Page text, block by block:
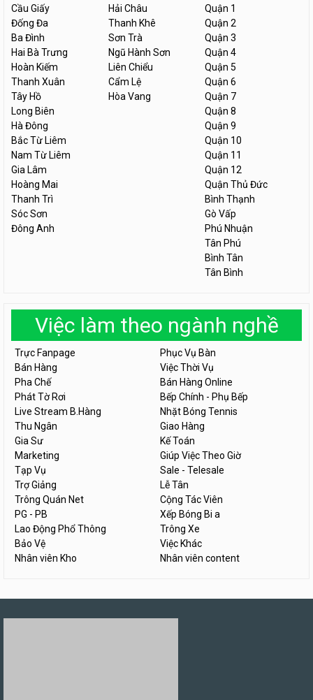
Cầu Giấy
Đống Đa
Ba Đình
Hai Bà Trưng
Hoàn Kiếm
Thanh Xuân
Tây Hồ
Long Biên
Hà Đông
Bắc Từ Liêm
Nam Từ Liêm
Gia Lâm
Hoàng Mai
Thanh Trì
Sóc Sơn
Đông Anh
Hải Châu
Thanh Khê
Sơn Trà
Ngũ Hành Sơn
Liên Chiểu
Cẩm Lệ
Hòa Vang
Quận 1
Quận 2
Quận 3
Quận 4
Quận 5
Quận 6
Quận 7
Quận 8
Quận 9
Quận 10
Quận 11
Quận 12
Quận Thủ Đức
Bình Thạnh
Gò Vấp
Phú Nhuận
Tân Phú
Bình Tân
Tân Bình
Việc làm theo ngành nghề
Trực Fanpage
Phục Vụ Bàn
Bán Hàng
Việc Thời Vụ
Pha Chế
Bán Hàng Online
Phát Tờ Rơi
Bếp Chính - Phụ Bếp
Live Stream B.Hàng
Nhặt Bóng Tennis
Thu Ngân
Giao Hàng
Gia Sư
Kế Toán
Marketing
Giúp Việc Theo Giờ
Tạp Vụ
Sale - Telesale
Trợ Giảng
Lễ Tân
Trông Quán Net
Cộng Tác Viên
PG - PB
Xếp Bóng Bi a
Lao Động Phổ Thông
Trông Xe
Bảo Vệ
Việc Khác
Nhân viên Kho
Nhân viên content